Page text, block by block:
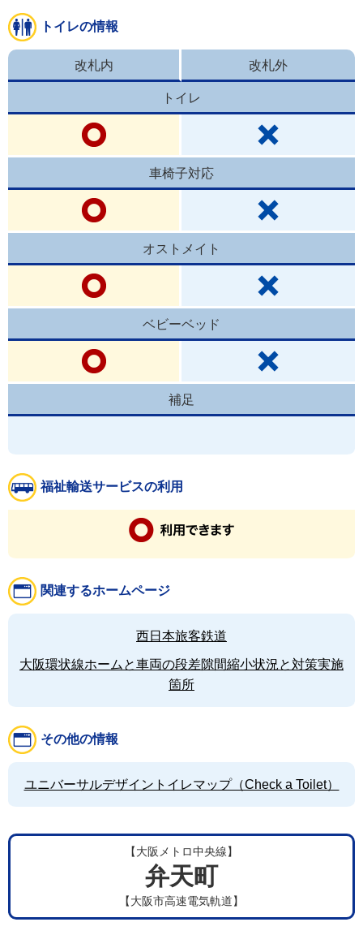
トイレの情報
改札内 改札外
トイレ
車椅子対応
オストメイト
ベビーベッド
補足
福祉輸送サービスの利用
関連するホームページ
西日本旅客鉄道
大阪環状線ホームと車両の段差隙間縮小状況と対策実施
箇所
その他の情報
ユニバーサルデザイントイレマップ（Check a Toilet）
【大阪メトロ中央線】
弁天町
【大阪市高速電気軌道】